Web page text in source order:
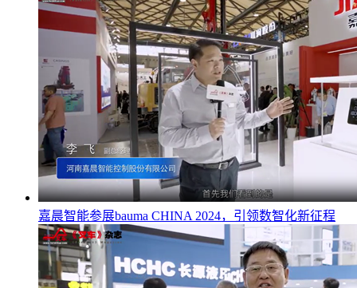
嘉晨智能参展bauma CHINA 2024，引领数智化新征程